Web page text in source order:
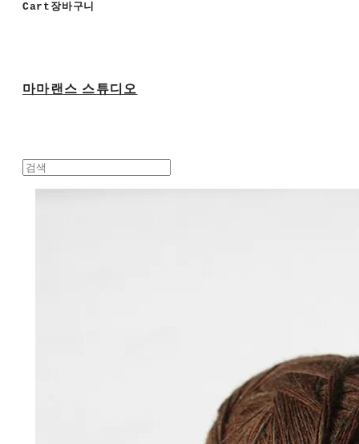
Cart 장바구니
마마랜스 스튜디오